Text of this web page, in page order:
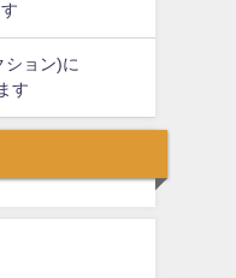
ション)に
す